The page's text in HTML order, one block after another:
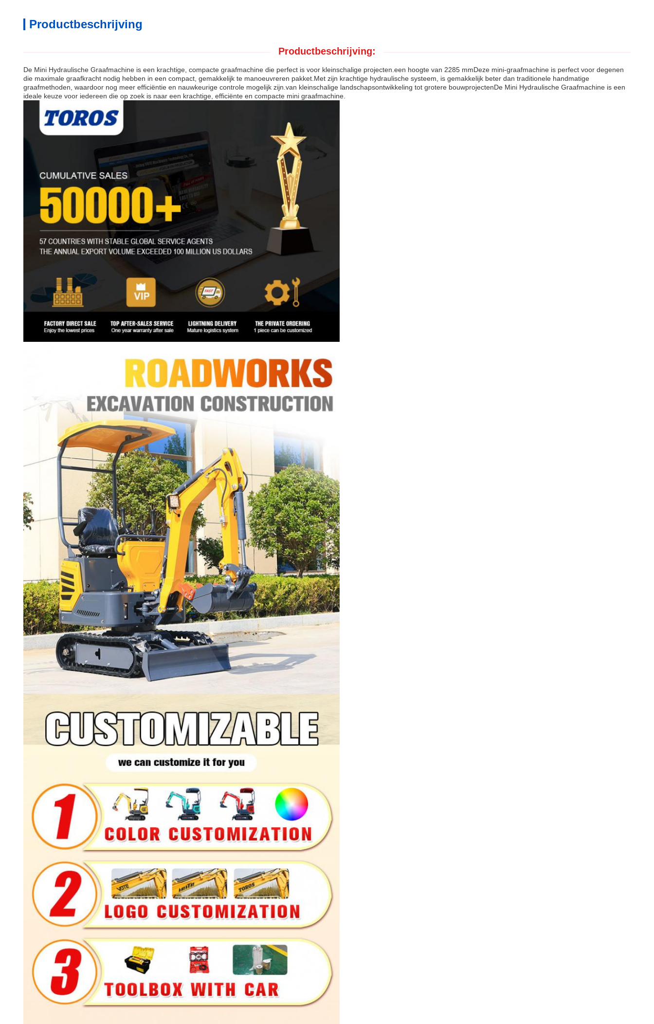
Productbeschrijving
Productbeschrijving:
De Mini Hydraulische Graafmachine is een krachtige, compacte graafmachine die perfect is voor kleinschalige projecten.een hoogte van 2285 mmDeze mini-graafmachine is perfect voor degenen
die maximale graafkracht nodig hebben in een compact, gemakkelijk te manoeuvreren pakket.Met zijn krachtige hydraulische systeem, is gemakkelijk beter dan traditionele handmatige
graafmethoden, waardoor nog meer efficiëntie en nauwkeurige controle mogelijk zijn.van kleinschalige landschapsontwikkeling tot grotere bouwprojectenDe Mini Hydraulische Graafmachine is een
ideale keuze voor iedereen die op zoek is naar een krachtige, efficiënte en compacte mini graafmachine.